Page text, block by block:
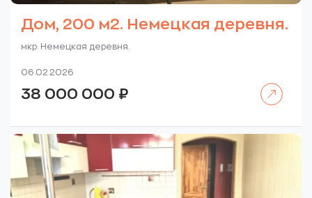
Дом, 200 м2. Немецкая деревня.
мкр. Немецкая деревня.
06.02.2026
38 000 000 ₽